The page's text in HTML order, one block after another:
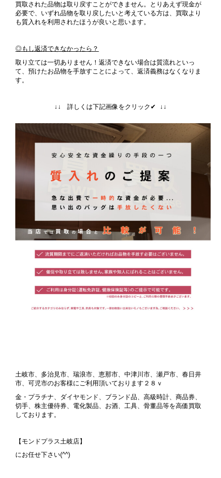
買取された品物は取り戻すことができません。とりあえず現金が
必要で、いずれ品物を取り戻したいと考えている方は、買取より
も質入れを利用されたほうが良いと思います。
◎もし返済できなかったら？
取り立ては一切ありません！返済できない場合は質流れといっ
て、預けたお品物を手放すことによって、返済義務はなくなりま
す。
↓↓ 詳しくは下記画像をクリック✔ ↓↓
土岐市、多治見市、瑞浪市、恵那市、中津川市、瀬戸市、春日井
市、可児市のお客様にご利用頂いております２８ｖ
金・プラチナ、ダイヤモンド、ブランド品、高級時計、商品券、
切手、株主優待券、電化製品、お酒、工具、骨董品等を高価買取
しております。
【モンドプラス土岐店】
にお任せ下さい(^^)